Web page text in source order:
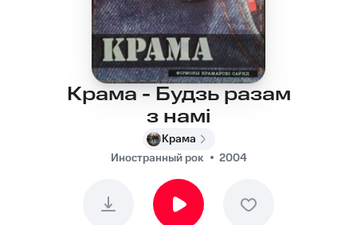
Крама - Будзь разам
з намі
Крама
Иностранный рок
2004